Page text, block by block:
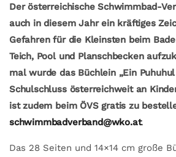
Der österreichische Schwimmbad-
auch in diesem Jahr ein kräftiges
Gefahren für die Kleinsten beim
Teich, Pool und Planschbecken
mal wurde das Büchlein „Ein
Schulschluss österreichweit an
ist zudem beim ÖVS gratis zu
schwimmbadverband@wko.at.
Das 28 Seiten und 14×14 cm große